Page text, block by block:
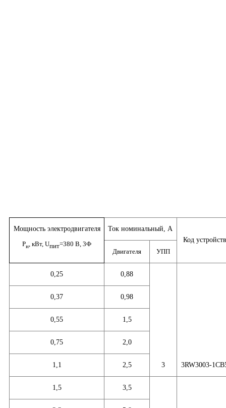
Мощность электродвигателя
Рн , кВт, Uпит=380 В , 3Ф
Ток номинальный, А
Код
Двигателя
УПП
0,25 0,88
3 3RW3003-
0,37 0,98
0,55 1,5
0,75 2,0
1,1 2,5
1,5 3,5